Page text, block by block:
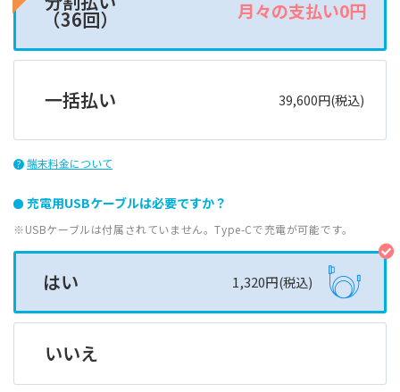
（36回） 月々の支払い0円
一括払い 39,600円(税込)
? 端末料金について
充電用USBケーブルは必要ですか？
※USBケーブルは付属されていません。Type-Cで充電が可能です。
はい 1,320円(税込)
いいえ